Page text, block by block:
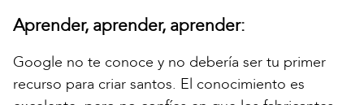
Aprender, aprender, aprender:
Google no te conoce y no debería ser tu primer
recurso para criar santos. El conocimiento es